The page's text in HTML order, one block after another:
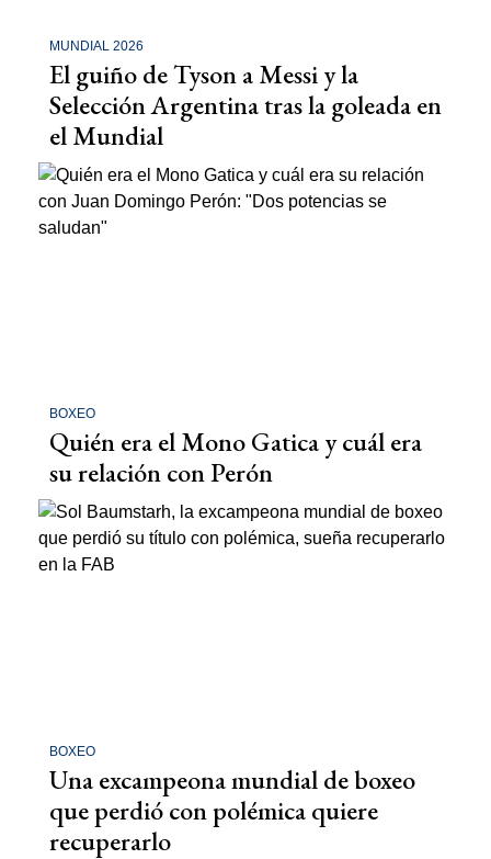
MUNDIAL 2026
El guiño de Tyson a Messi y la
Selección Argentina tras la goleada en
el Mundial
BOXEO
Quién era el Mono Gatica y cuál era
su relación con Perón
BOXEO
Una excampeona mundial de boxeo
que perdió con polémica quiere
recuperarlo